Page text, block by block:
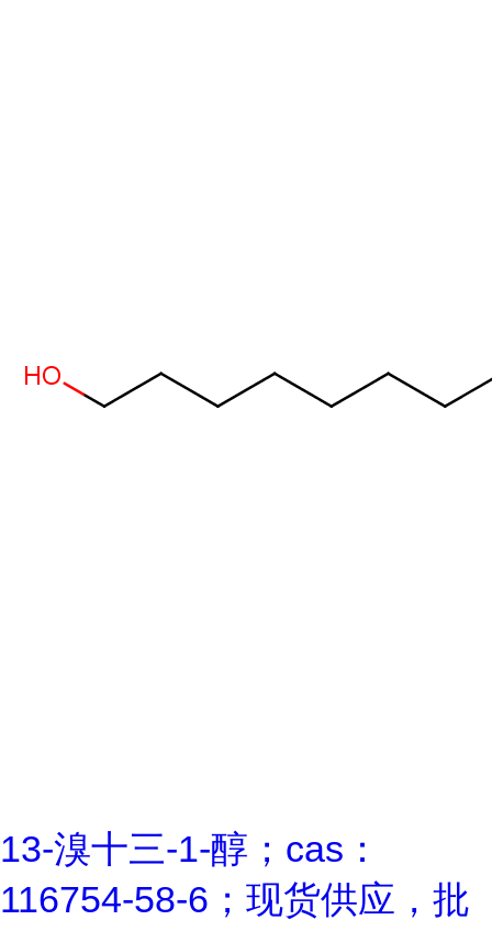
13-溴十三-1-醇；cas：
116754-58-6；现货供应，批